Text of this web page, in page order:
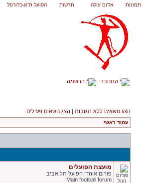
תמונות אדום עולה חדשות הפועל ת"א-כדורסל
התחבר הרשמה
הצג נושאים ללא תגובות | הצג נושאים פעילים
עמוד ראשי
מועצת הפועלים
פורום אוהדי הפועל תל אביב
Main football forum